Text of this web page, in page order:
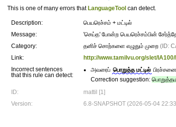
This is one of many errors that LanguageTool can detect.
Description:
பெயரெச்சம் + மட்டில்
Message:
'செய்த' போன்ற பெயரெச்சம்பின்
Category:
தனிச் சொற்களை எழுதும் முறை (ID:
Link:
http://www.tamilvu.org/slet/
Incorrect sentences
that this rule can detect:
அவரைப் பொறுத்த மட்டில் பிரச்சனை
Correction suggestion:
ID:
mattil [1]
Version:
6.8-SNAPSHOT (2026-05-04